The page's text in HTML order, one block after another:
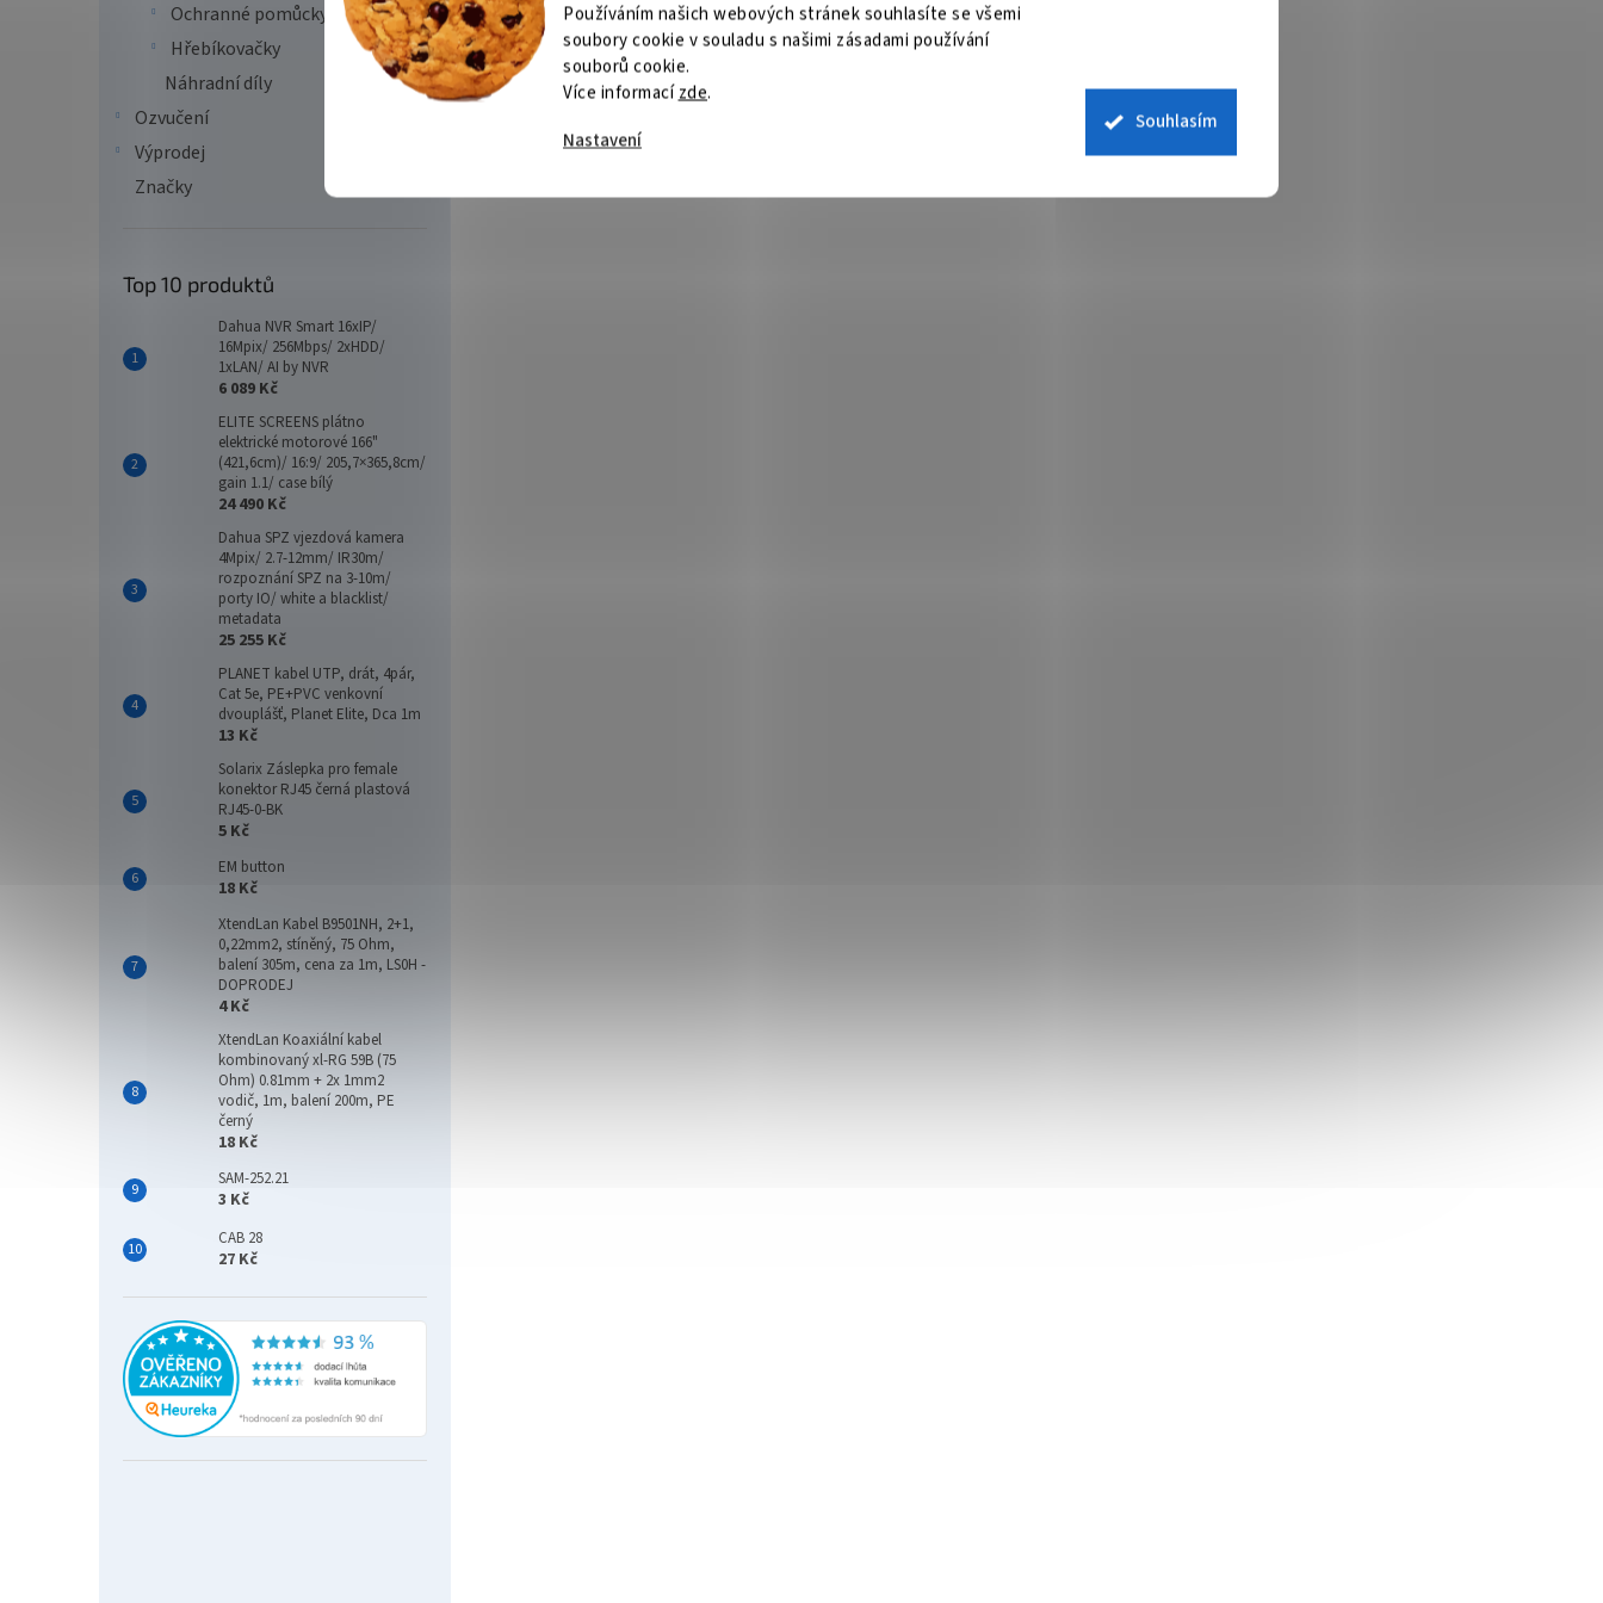
Používáním našich webových stránek souhlasíte se všemi
soubory cookie v souladu s našimi zásadami používání
souborů cookie.
Více informacízde.
Nastavení
Souhlasím
Ochranné pomůcky
Hřebíkovačky
Náhradní díly
Ozvučení
Výprodej
Značky
Top 10 produktů
Dahua NVR Smart 16xIP/
16Mpix/ 256Mbps/ 2xHDD/
1xLAN/ AI by NVR
6 089 Kč
ELITE SCREENS plátno
elektrické motorové 166"
(421,6cm)/ 16:9/ 205,7×365,8cm/
gain 1.1/ case bílý
24 490 Kč
Dahua SPZ vjezdová kamera
4Mpix/ 2.7-12mm/ IR30m/
rozpoznání SPZ na 3-10m/
porty IO/ white a blacklist/
metadata
25 255 Kč
PLANET kabel UTP, drát, 4pár,
Cat 5e, PE+PVC venkovní
dvouplášť, Planet Elite, Dca 1m
13 Kč
Solarix Záslepka pro female
konektor RJ45 černá plastová
RJ45-0-BK
5 Kč
EM button
18 Kč
XtendLan Kabel B9501NH, 2+1,
0,22mm2, stíněný, 75 Ohm,
balení 305m, cena za 1m, LS0H -
DOPRODEJ
4 Kč
XtendLan Koaxiální kabel
kombinovaný xl-RG 59B (75
Ohm) 0.81mm + 2x 1mm2
vodič, 1m, balení 200m, PE
černý
18 Kč
SAM-252.21
3 Kč
CAB 28
27 Kč